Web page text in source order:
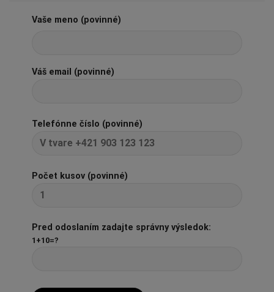
Vaše meno (povinné)
Váš email (povinné)
Telefónne číslo (povinné)
Počet kusov (povinné)
Pred odoslaním zadajte správny výsledok:
1+10=?